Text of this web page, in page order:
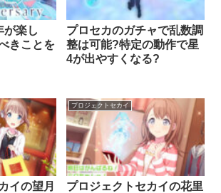
が楽し
きことを
プロセカのガチャで乱数調
整は可能?特定の動作で星
4が出やすくなる?
イの望月
プロジェクトセカイ
プロジェクトセカイの花里